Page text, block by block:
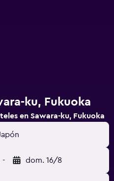
ku, Fukuoka
en Sawara-ku, Fukuoka
- dom. 16/8